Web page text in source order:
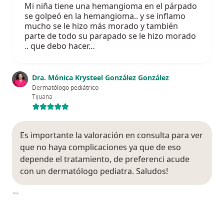
Mi niña tiene una hemangioma en el párpado
se golpeó en la hemangioma.. y se inflamo
mucho se le hizo más morado y también
parte de todo su parapado se le hizo morado
.. que debo hacer…
Dra. Mónica Krysteel González González
Dermatólogo pediátrico
Tijuana
Es importante la valoración en consulta para ver
que no haya complicaciones ya que de eso
depende el tratamiento, de preferenci acude
con un dermatólogo pediatra. Saludos!